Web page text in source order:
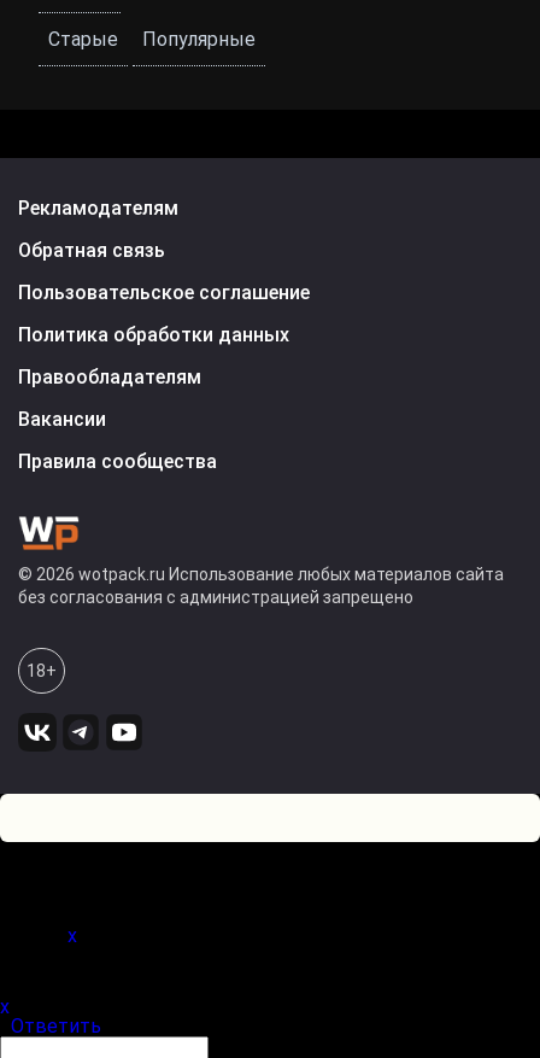
Старые Популярные
Рекламодателям
Обратная связь
Пользовательское соглашение
Политика обработки данных
Правообладателям
Вакансии
Правила сообщества
© 2026 wotpack.ru Использование любых материалов сайта
без согласования с администрацией запрещено
18+
x
x
Ответить